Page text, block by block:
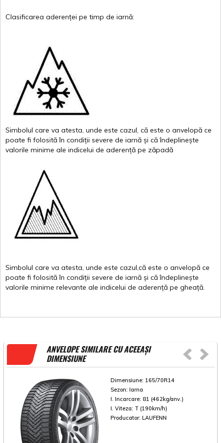
Clasificarea aderenței pe timp de iarnă:
Simbolul care va atesta, unde este cazul, că este o anvelopă ce
poate fi folosită în condiții severe de iarnă și că îndeplinește
valorile minime ale indicelui de aderență pe zăpadă
Simbolul care va atesta, unde este cazul,că este o anvelopă ce
poate fi folosită în condiții severe de iarnă și că îndeplinește
valorile minime relevante ale indicelui de aderență pe gheață.
ANVELOPE SIMILARE CU ACEEAȘI
DIMENSIUNE
Dimensiune: 165/70R14
Sezon: Iarna
I. Incarcare: 81 (462kg/anv.)
I. Viteza: T (190km/h)
Producator: LAUFENN